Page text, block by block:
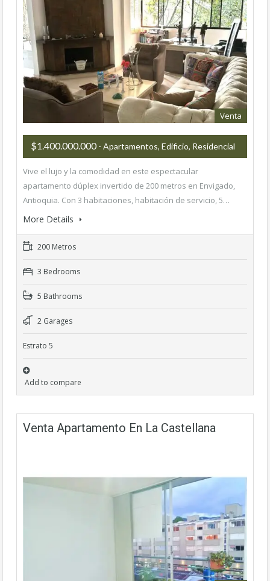
Venta
$1.400.000.000- Apartamentos, Edificio, Residencial
Vive el lujo y la comodidad en este espectacular
apartamento dúplex invertido de 200 metros en Envigado,
Antioquia. Con 3 habitaciones, habitación de servicio, 5…
More Details
200 Metros
3 Bedrooms
5 Bathrooms
2 Garages
Estrato 5
Add to compare
Venta Apartamento En La Castellana